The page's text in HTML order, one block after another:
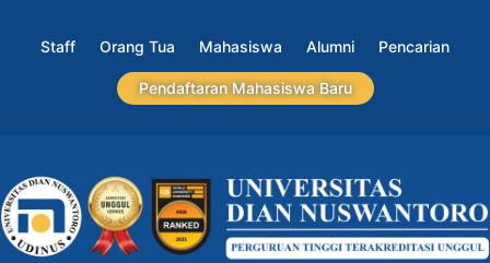
Staff Orang Tua Mahasiswa Alumni Pencarian
Pendaftaran Mahasiswa Baru